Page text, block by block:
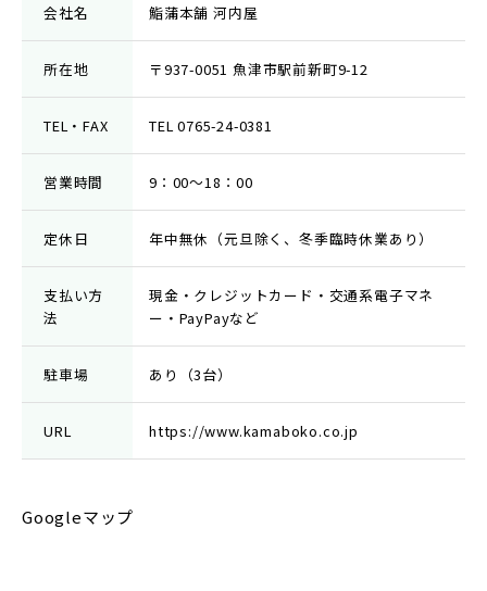
会社名 鮨蒲本舗 河内屋
所在地 〒937-0051 魚津市駅前新町9-12
TEL・FAX TEL 0765-24-0381
営業時間 9：00～18：00
定休日 年中無休（元旦除く、冬季臨時休業あり）
支払い方
法
現金・クレジットカード・交通系電子マネ
ー・PayPayなど
駐車場 あり（3台）
URL https://www.kamaboko.co.jp
Googleマップ